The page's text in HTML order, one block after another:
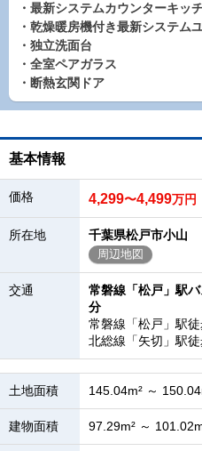
・最新システムカウンターキッ
・乾燥暖房機付き最新システム
・独立洗面台
・全室ペアガラス
・断熱玄関ドア
基本情報
価格 4,299〜4,499万円
所在地 千葉県松戸市小山
周辺地図
交通
常磐線「松戸」駅
分
常磐線「松戸」駅
北総線「矢切」駅
土地面積 145.04m² ～
建物面積 97.29m² ～